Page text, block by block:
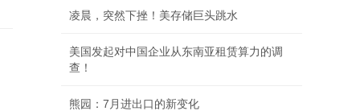
凌晨，突然下挫！美存储巨头跳水
美国发起对中国企业从东南亚租赁算力的调
查！
熊园：7月进出口的新变化